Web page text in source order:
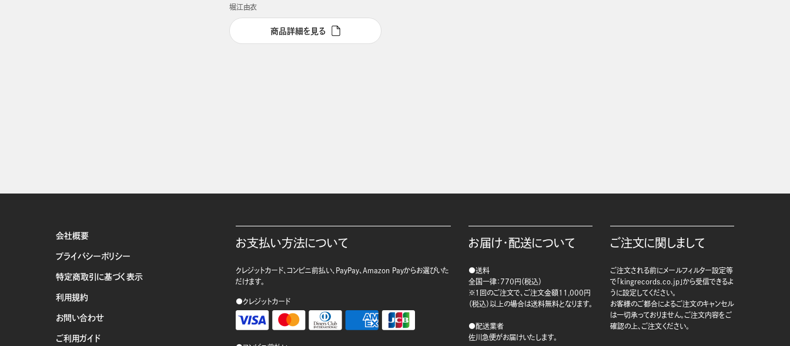
堀江由衣
商品詳細を見る
会社概要
プライバシーポリシー
特定商取引に基づく表示
利用規約
お問い合わせ
ご利用ガイド
お支払い方法について
クレジットカード、コンビニ前払い、PayPay、Amazon Payからお選びいた
だけます。
●クレジットカード
お届け・配送について
●送料
全国一律：770円（税込）
※1回のご注文で、ご注文金額11,000円
（税込）以上の場合は送料無料となります。
●配送業者
佐川急便がお届けいたします。
ご注文に関しまして
ご注文される前にメールフィルター設定等
で「kingrecords.co.jp」から受信できるよ
うに設定してください。
お客様のご都合によるご注文のキャンセル
は一切承っておりません。ご注文内容をご
確認の上、ご注文ください。